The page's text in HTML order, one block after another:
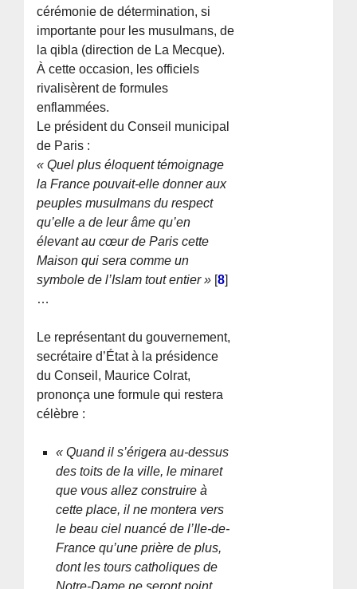
cérémonie de détermination, si
importante pour les musulmans, de
la qibla (direction de La Mecque).
À cette occasion, les officiels
rivalisèrent de formules
enflammées.
Le président du Conseil municipal
de Paris :
« Quel plus éloquent témoignage
la France pouvait-elle donner aux
peuples musulmans du respect
qu’elle a de leur âme qu’en
élevant au cœur de Paris cette
Maison qui sera comme un
symbole de l’Islam tout entier » [8]
…
Le représentant du gouvernement,
secrétaire d’État à la présidence
du Conseil, Maurice Colrat,
prononça une formule qui restera
célèbre :
« Quand il s’érigera au-dessus
des toits de la ville, le minaret
que vous allez construire à
cette place, il ne montera vers
le beau ciel nuancé de l’Ile-de-
France qu’une prière de plus,
dont les tours catholiques de
Notre-Dame ne seront point